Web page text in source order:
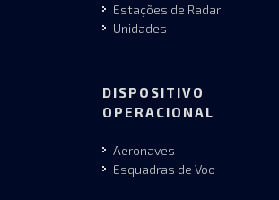
Estações de Radar
Unidades
DISPOSITIVO
OPERACIONAL
Aeronaves
Esquadras de Voo